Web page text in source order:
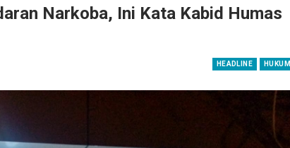
Narkoba, Ini Kata Kabid Humas
HEADLINE HUKUM